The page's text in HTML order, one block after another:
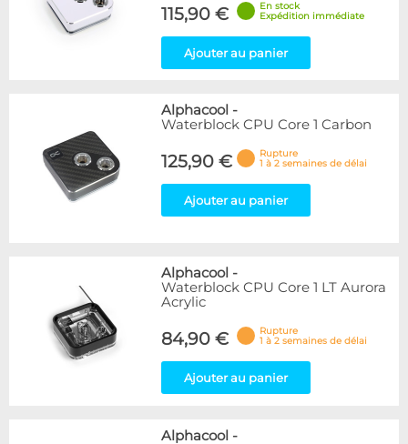
115,90 €
En stock
Expédition immédiate
Ajouter au panier
Alphacool -
Waterblock CPU Core 1 Carbon
125,90 €
Rupture
1 à 2 semaines de délai
Ajouter au panier
Alphacool -
Waterblock CPU Core 1 LT Aurora
Acrylic
84,90 €
Rupture
1 à 2 semaines de délai
Ajouter au panier
Alphacool -